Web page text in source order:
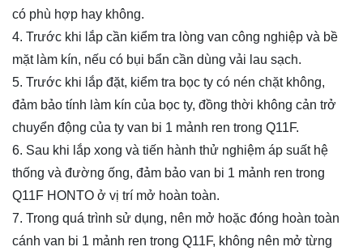
có phù hợp hay không.
4. Trước khi lắp cần kiểm tra lòng van công nghiệp và bề
mặt làm kín, nếu có bụi bẩn cần dùng vải lau sạch.
5. Trước khi lắp đặt, kiểm tra bọc ty có nén chặt không,
đảm bảo tính làm kín của bọc ty, đồng thời không cản trở
chuyển động của ty van bi 1 mảnh ren trong Q11F.
6. Sau khi lắp xong và tiến hành thử nghiệm áp suất hệ
thống và đường ống, đảm bảo van bi 1 mảnh ren trong
Q11F HONTO ở vị trí mở hoàn toàn.
7. Trong quá trình sử dụng, nên mở hoặc đóng hoàn toàn
cánh van bi 1 mảnh ren trong Q11F, không nên mở từng